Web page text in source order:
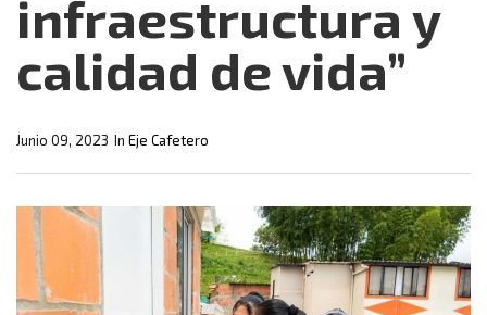
infraestructura y
calidad de vida”
In Eje Cafetero
Junio 09, 2023